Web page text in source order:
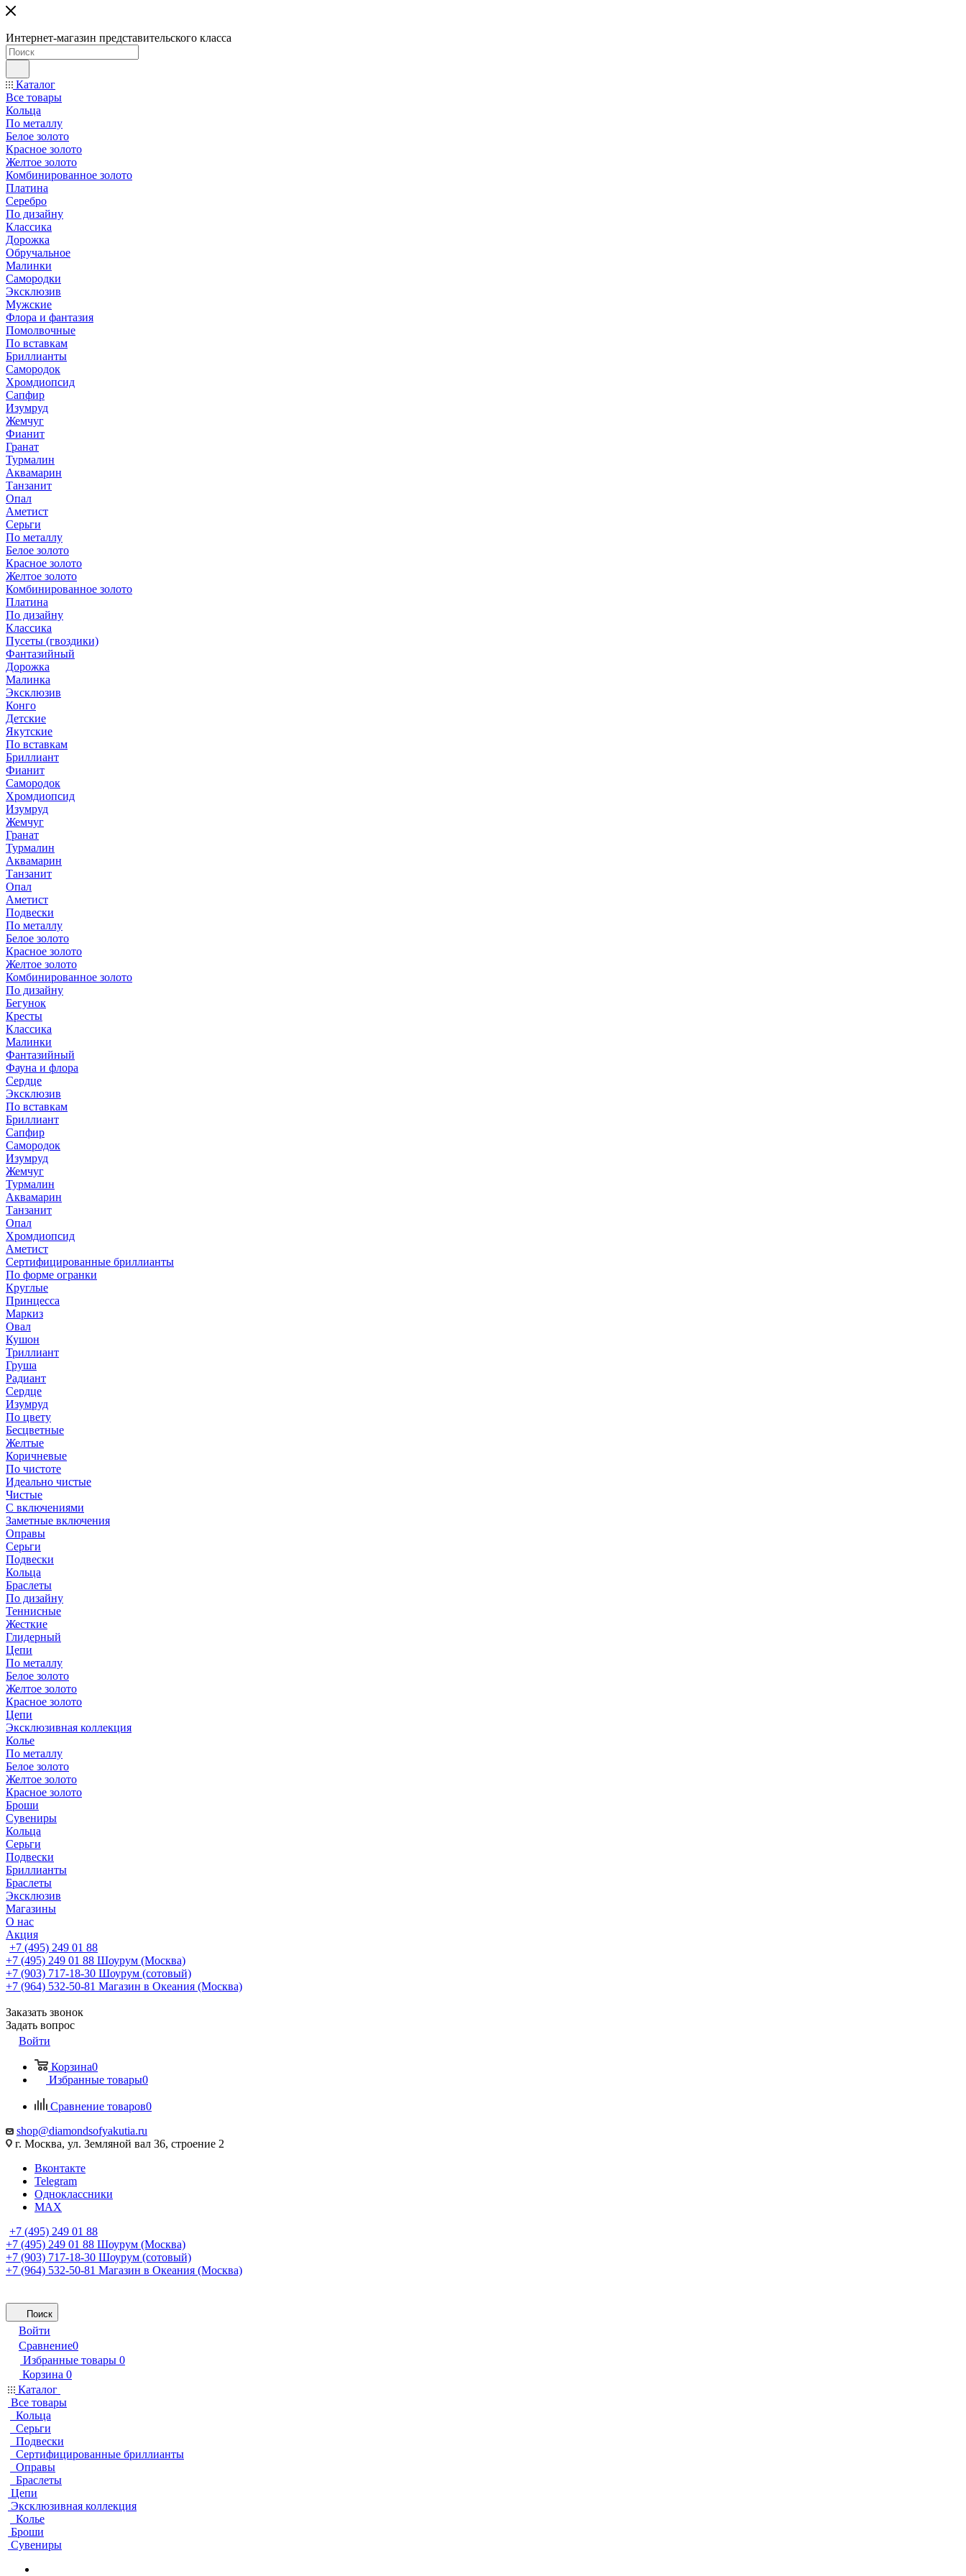
Интернет-магазин представительского класса
Каталог
Все товары
Кольца
По металлу
Белое золото
Красное золото
Желтое золото
Комбинированное золото
Платина
Серебро
По дизайну
Классика
Дорожка
Обручальное
Малинки
Самородки
Эксклюзив
Мужские
Флора и фантазия
Помолвочные
По вставкам
Бриллианты
Самородок
Хромдиопсид
Сапфир
Изумруд
Жемчуг
Фианит
Гранат
Турмалин
Аквамарин
Танзанит
Опал
Аметист
Серьги
По металлу
Белое золото
Красное золото
Желтое золото
Комбинированное золото
Платина
По дизайну
Классика
Пусеты (гвоздики)
Фантазийный
Дорожка
Малинка
Эксклюзив
Конго
Детские
Якутские
По вставкам
Бриллиант
Фианит
Самородок
Хромдиопсид
Изумруд
Жемчуг
Гранат
Турмалин
Аквамарин
Танзанит
Опал
Аметист
Подвески
По металлу
Белое золото
Красное золото
Желтое золото
Комбинированное золото
По дизайну
Бегунок
Кресты
Классика
Малинки
Фантазийный
Фауна и флора
Сердце
Эксклюзив
По вставкам
Бриллиант
Сапфир
Самородок
Изумруд
Жемчуг
Турмалин
Аквамарин
Танзанит
Опал
Хромдиопсид
Аметист
Сертифицированные бриллианты
По форме огранки
Круглые
Принцесса
Маркиз
Овал
Кушон
Триллиант
Груша
Радиант
Сердце
Изумруд
По цвету
Бесцветные
Желтые
Коричневые
По чистоте
Идеально чистые
Чистые
С включениями
Заметные включения
Оправы
Серьги
Подвески
Кольца
Браслеты
По дизайну
Теннисные
Жесткие
Глидерный
Цепи
По металлу
Белое золото
Желтое золото
Красное золото
Цепи
Эксклюзивная коллекция
Колье
По металлу
Белое золото
Желтое золото
Красное золото
Броши
Сувениры
Кольца
Серьги
Подвески
Бриллианты
Браслеты
Эксклюзив
Магазины
О нас
Акция
+7 (495) 249 01 88
+7 (495) 249 01 88 Шоурум (Москва)
+7 (903) 717-18-30 Шоурум (сотовый)
+7 (964) 532-50-81 Магазин в Океания (Москва)
Заказать звонок
Задать вопрос
Войти
Корзина0
Избранные товары0
Сравнение товаров0
shop@diamondsofyakutia.ru
г. Москва, ул. Земляной вал 36, строение 2
Вконтакте
Telegram
Одноклассники
MAX
+7 (495) 249 01 88
+7 (495) 249 01 88 Шоурум (Москва)
+7 (903) 717-18-30 Шоурум (сотовый)
+7 (964) 532-50-81 Магазин в Океания (Москва)
Поиск
Войти
Сравнение0
Избранные товары 0
Корзина 0
Каталог
Все товары
Кольца
Серьги
Подвески
Сертифицированные бриллианты
Оправы
Браслеты
Цепи
Эксклюзивная коллекция
Колье
Броши
Сувениры